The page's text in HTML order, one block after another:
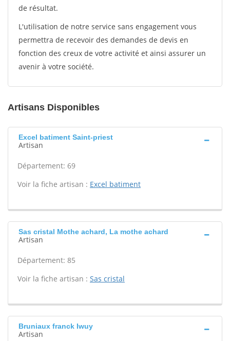
de résultat.
L'utilisation de notre service sans engagement vous
permettra de recevoir des demandes de devis en
fonction des creux de votre activité et ainsi assurer un
avenir à votre société.
Artisans Disponibles
Excel batiment Saint-priest
Artisan
Département: 69
Voir la fiche artisan : Excel batiment
Sas cristal Mothe achard, La mothe achard
Artisan
Département: 85
Voir la fiche artisan : Sas cristal
Bruniaux franck Iwuy
Artisan